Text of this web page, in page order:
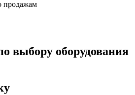
выбору оборудования